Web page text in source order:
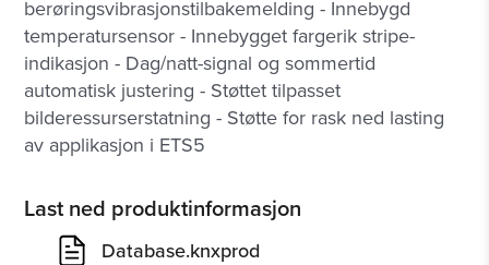
berøringsvibrasjonstilbakemelding - Innebygd
temperatursensor - Innebygget fargerik stripe-
indikasjon - Dag/natt-signal og sommertid
automatisk justering - Støttet tilpasset
bilderessurserstatning - Støtte for rask ned lasting
av applikasjon i ETS5
Last ned produktinformasjon
Database.knxprod